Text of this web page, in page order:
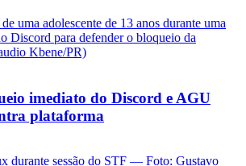
imediato do Discord e AGU
plataforma